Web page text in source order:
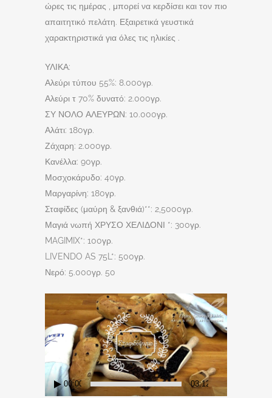
ώρες τις ημέρας , μπορεί να κερδίσει και τον πιο
απαιτητικό πελάτη. Εξαιρετικά γευστικά
χαρακτηριστικά για όλες τις ηλικίες .
ΥΛΙΚΑ:
Αλεύρι τύπου 55%: 8.000γρ.
Αλεύρι τ 70% δυνατό: 2.000γρ.
ΣΥ ΝΟΛΟ ΑΛΕΥΡΩΝ: 10.000γρ.
Αλάτι: 180γρ.
Ζάχαρη: 2.000γρ.
Κανέλλα: 90γρ.
Μοσχοκάρυδο: 40γρ.
Μαργαρίνη: 180γρ.
Σταφίδες (μαύρη & ξανθιά)**: 2,5000γρ.
Μαγιά νωπή ΧΡΥΣΟ ΧΕΛΙΔΟΝΙ *: 300γρ.
MAGIMIX*: 100γρ.
LIVENDO AS 75L*: 500γρ.
Νερό: 5.000γρ. 50
Player
00:00 03:12